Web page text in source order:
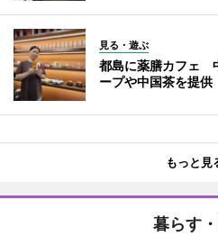
見る・遊ぶ
都島に薬膳カフェ
ープや中国茶を提供
もっと見
暮らす